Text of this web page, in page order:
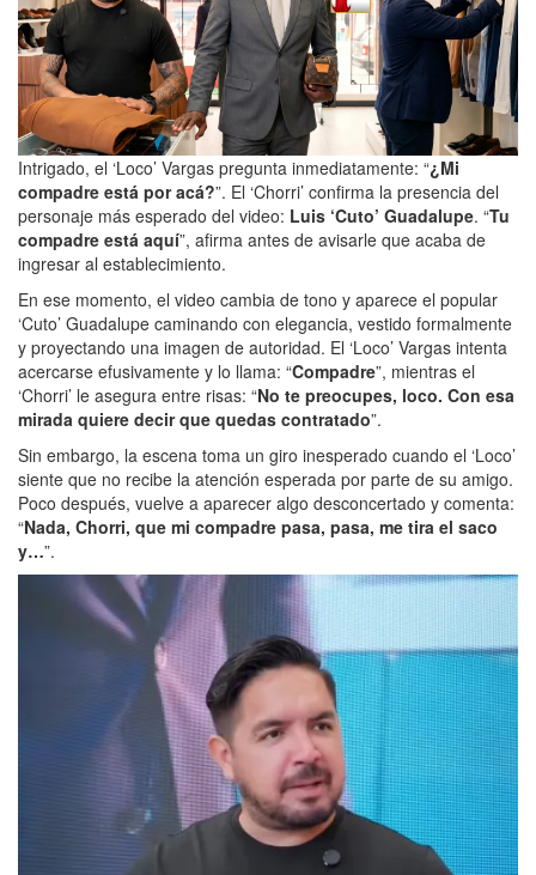
Intrigado, el ‘Loco’ Vargas pregunta inmediatamente: “¿Mi
compadre está por acá?”. El ‘Chorri’ confirma la presencia del
personaje más esperado del video: Luis ‘Cuto’ Guadalupe. “Tu
compadre está aquí”, afirma antes de avisarle que acaba de
ingresar al establecimiento.
En ese momento, el video cambia de tono y aparece el popular
‘Cuto’ Guadalupe caminando con elegancia, vestido formalmente
y proyectando una imagen de autoridad. El ‘Loco’ Vargas intenta
acercarse efusivamente y lo llama: “Compadre”, mientras el
‘Chorri’ le asegura entre risas: “No te preocupes, loco. Con esa
mirada quiere decir que quedas contratado”.
Sin embargo, la escena toma un giro inesperado cuando el ‘Loco’
siente que no recibe la atención esperada por parte de su amigo.
Poco después, vuelve a aparecer algo desconcertado y comenta:
“Nada, Chorri, que mi compadre pasa, pasa, me tira el saco
y…”.